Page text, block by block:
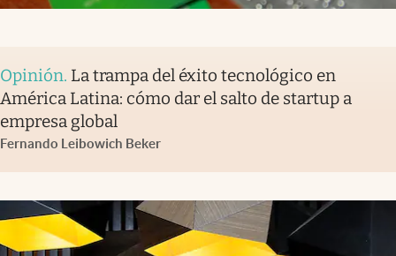
Opinión. La trampa del éxito tecnológico en
América Latina: cómo dar el salto de startup a
empresa global
Fernando Leibowich Beker